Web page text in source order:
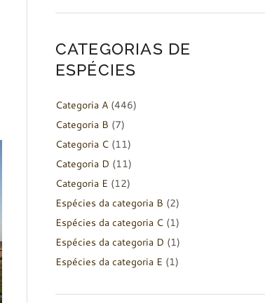
CATEGORIAS DE
ESPÉCIES
Categoria A(446)
Categoria B (7)
Categoria C(11)
Categoria D (11)
Categoria E (12)
Espécies da categoria B (2)
Espécies da categoria C(1)
Espécies da categoria D (1)
Espécies da categoria E (1)